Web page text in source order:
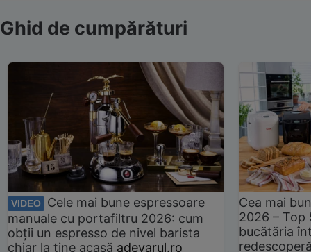
Ghid de cumpărături
VIDEO
Cele mai bune espressoare
manuale cu portafiltru 2026: cum
obții un espresso de nivel barista
chiar la tine acasă adevarul.ro
Cea mai
2026 –
bucătăria